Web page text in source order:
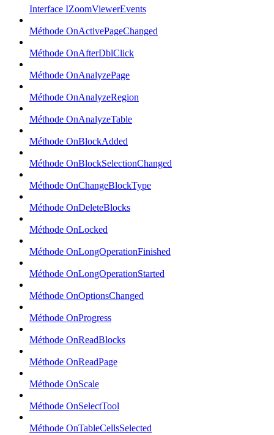
Interface IZoomViewerEvents
Méthode OnActivePageChanged
Méthode OnAfterDblClick
Méthode OnAnalyzePage
Méthode OnAnalyzeRegion
Méthode OnAnalyzeTable
Méthode OnBlockAdded
Méthode OnBlockSelectionChanged
Méthode OnChangeBlockType
Méthode OnDeleteBlocks
Méthode OnLocked
Méthode OnLongOperationFinished
Méthode OnLongOperationStarted
Méthode OnOptionsChanged
Méthode OnProgress
Méthode OnReadBlocks
Méthode OnReadPage
Méthode OnScale
Méthode OnSelectTool
Méthode OnTableCellsSelected